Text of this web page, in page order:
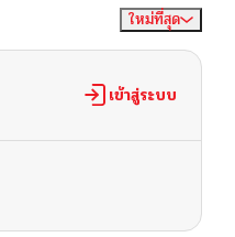
ใหม่ที่สุด
เข้าสู่ระบบ